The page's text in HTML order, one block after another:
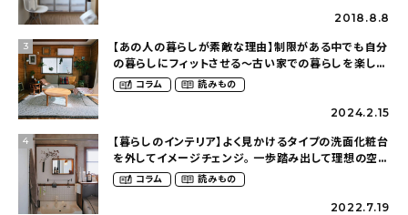
2018.8.8
3
【あの人の暮らしが素敵な理由】制限がある中でも自分
の暮らしにフィットさせる〜古い家での暮らしを楽しむ
（idasanchiさん）
コラム 読みもの
2024.2.15
4
【暮らしのインテリア】よく見かけるタイプの洗面化粧台
を外してイメージチェンジ。 一歩踏み出して理想の空間
へ〜築１２年の建売住宅をDIYする暮らし
（asasa0509さん）
コラム 読みもの
2022.7.19